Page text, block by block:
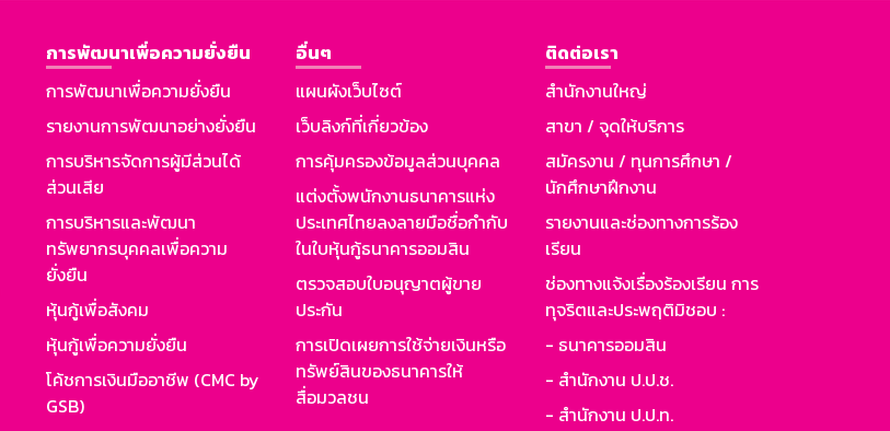
การพัฒนาเพื่อความยั่งยืน
การพัฒนาเพื่อความยั่งยืน
รายงานการพัฒนาอย่างยั่งยืน
การบริหารจัดการผู้มีส่วนได้
ส่วนเสีย
การบริหารและพัฒนา
ทรัพยากรบุคคลเพื่อความ
ยั่งยืน
หุ้นกู้เพื่อสังคม
หุ้นกู้เพื่อความยั่งยืน
โค้ชการเงินมืออาชีพ (CMC by
GSB)
อื่นๆ
แผนผังเว็บไซต์
เว็บลิงก์ที่เกี่ยวข้อง
การคุ้มครองข้อมูลส่วนบุคคล
แต่งตั้งพนักงานธนาคารแห่ง
ประเทศไทยลงลายมือชื่อกำกับ
ในใบหุ้นกู้ธนาคารออมสิน
ตรวจสอบใบอนุญาตผู้ขาย
ประกัน
การเปิดเผยการใช้จ่ายเงินหรือ
ทรัพย์สินของธนาคารให้
สื่อมวลชน
ติดต่อเรา
สำนักงานใหญ่
สาขา / จุดให้บริการ
สมัครงาน / ทุนการศึกษา /
นักศึกษาฝึกงาน
รายงานและช่องทางการร้อง
เรียน
ช่องทางแจ้งเรื่องร้องเรียน การ
ทุจริตและประพฤติมิชอบ :
- ธนาคารออมสิน
- สำนักงาน ป.ป.ช.
- สำนักงาน ป.ป.ท.